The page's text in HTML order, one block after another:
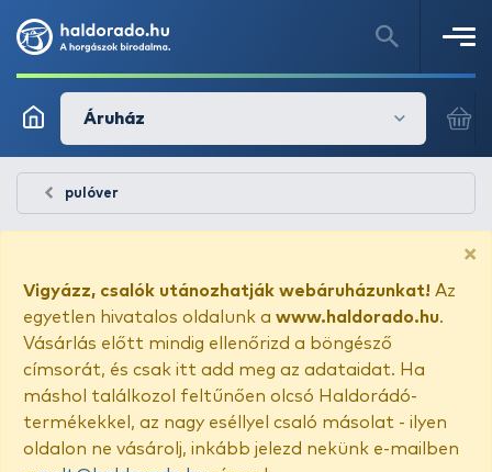
Áruház
pulóver
×
Vigyázz, csalók utánozhatják webáruházunkat! Az
egyetlen hivatalos oldalunk a www.haldorado.hu.
Vásárlás előtt mindig ellenőrizd a böngésző
címsorát, és csak itt add meg az adataidat. Ha
máshol találkozol feltűnően olcsó Haldorádó-
termékekkel, az nagy eséllyel csaló másolat - ilyen
oldalon ne vásárolj, inkább jelezd nekünk e-mailben